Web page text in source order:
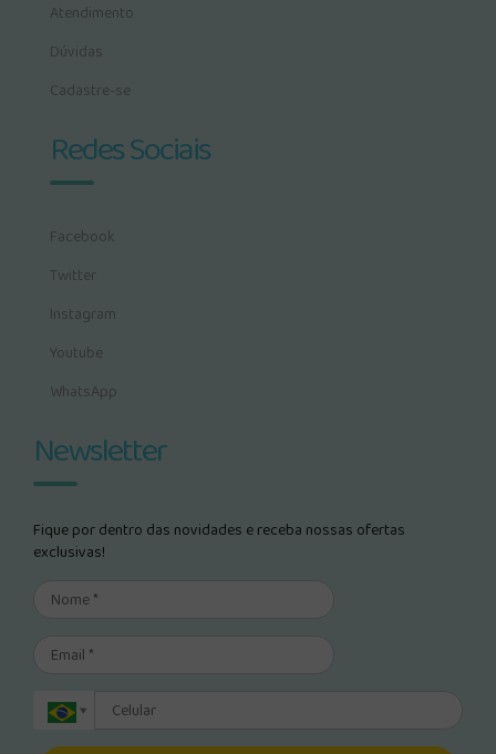
Atendimento
Dúvidas
Cadastre-se
Redes Sociais
Facebook
Twitter
Instagram
Youtube
WhatsApp
Newsletter
Fique por dentro das novidades e receba nossas ofertas
exclusivas!